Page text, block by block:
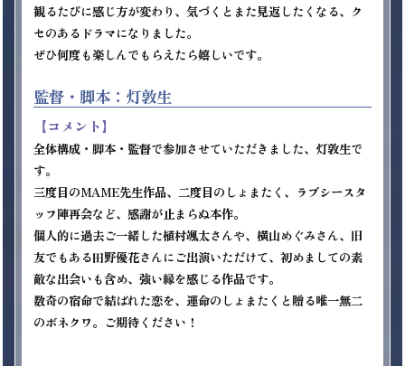
観るたびに感じ方が変わり、気づくとまた見返したくなる、ク
セのあるドラマになりました。
ぜひ何度も楽しんでもらえたら嬉しいです。
監督・脚本：灯敦生
【コメント】
全体構成・脚本・監督で参加させていただきました、灯敦生で
す。
三度目のMAME先生作品、二度目のしょまたく、ラブシースタ
ッフ陣再会など、感謝が止まらぬ本作。
個人的に過去ご一緒した植村颯太さんや、横山めぐみさん、旧
友でもある田野優花さんにご出演いただけて、初めましての素
敵な出会いも含め、強い縁を感じる作品です。
数奇の宿命で結ばれた恋を、運命のしょまたくと贈る唯一無二
のボネクワ。ご期待ください！